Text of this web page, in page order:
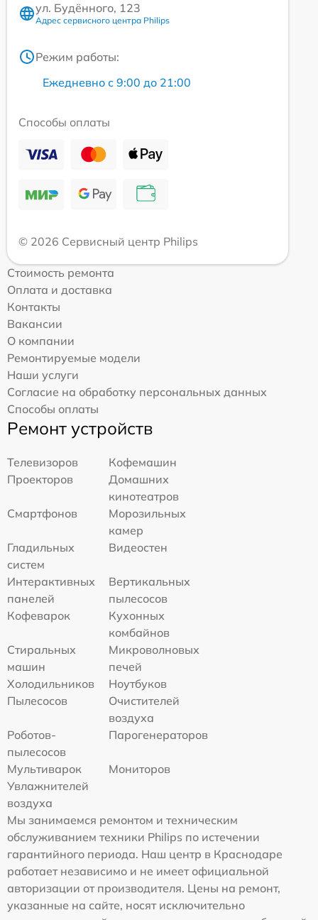
ул. Будённого, 123
Адрес сервисного центра Philips
Режим работы:
Ежедневно с 9:00 до 21:00
Способы оплаты
© 2026 Сервисный центр Philips
Стоимость ремонта
Оплата и доставка
Контакты
Вакансии
О компании
Ремонтируемые модели
Наши услуги
Согласие на обработку персональных данных
Способы оплаты
Ремонт устройств
Телевизоров
Кофемашин
Проекторов
Домашних
кинотеатров
Смартфонов
Морозильных
камер
Гладильных
систем
Видеостен
Интерактивных
панелей
Вертикальных
пылесосов
Кофеварок
Кухонных
комбайнов
Стиральных
машин
Микроволновых
печей
Холодильников
Ноутбуков
Пылесосов
Очистителей
воздуха
Роботов-
пылесосов
Парогенераторов
Мультиварок
Мониторов
Увлажнителей
воздуха
Мы занимаемся ремонтом и техническим
обслуживанием техники Philips по истечении
гарантийного периода. Наш центр в Краснодаре
работает независимо и не имеет официальной
авторизации от производителя. Цены на ремонт,
указанные на сайте, носят исключительно